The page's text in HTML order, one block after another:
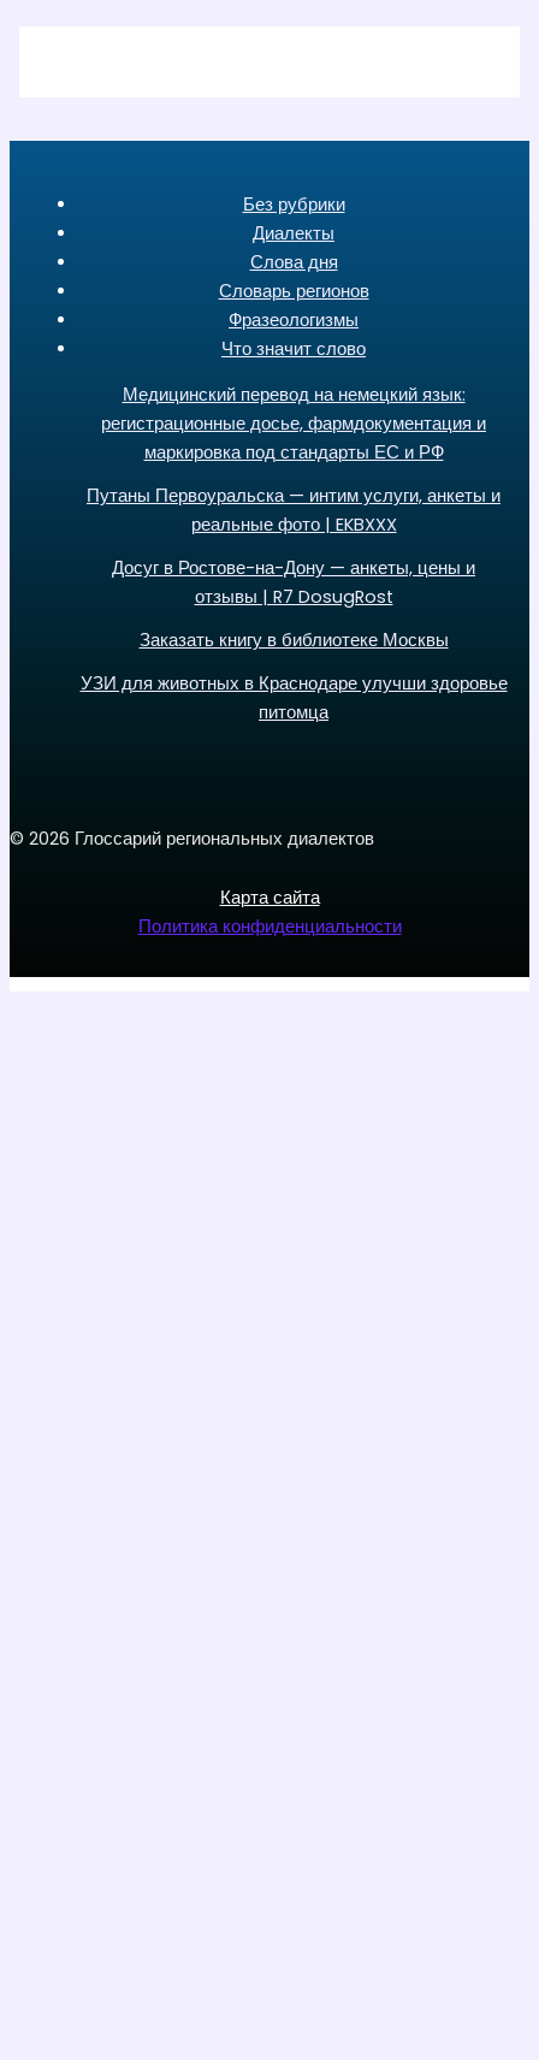
Без рубрики
Диалекты
Слова дня
Словарь регионов
Фразеологизмы
Что значит слово
Медицинский перевод на немецкий язык:
регистрационные досье, фармдокументация и
маркировка под стандарты ЕС и РФ
Путаны Первоуральска — интим услуги, анкеты и
реальные фото | EKBXXX
Досуг в Ростове-на-Дону — анкеты, цены и
отзывы | R7 DosugRost
Заказать книгу в библиотеке Москвы
УЗИ для животных в Краснодаре улучши здоровье
питомца
© 2026 Глоссарий региональных диалектов
Карта сайта
Политика конфиденциальности